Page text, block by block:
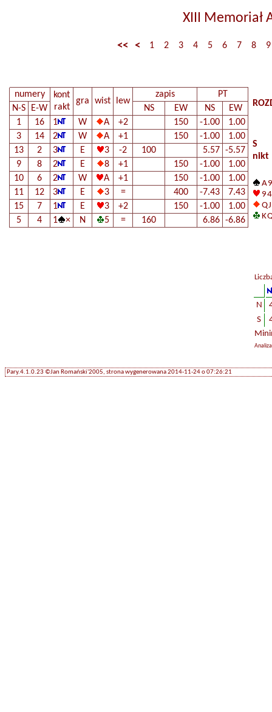
XIII Memoriał
<< < 1 2 3 4 5 6 7 8 9
numery
kont
rakt
gra wist lew
zapis
PT
N-S
E-W NS EW NS
EW
1
16 1 W A +2 150 -1.00
1.00
3
14 2 W A +1 150 -1.00
1.00
13
2 3 E 3 -2 100 5.57 -5.57
9
8 2 E 8 +1 150 -1.00
1.00
10
6 2 W A +1 150 -1.00
1.00
11
12 3 E 3 = 400 -7.43
7.43
15
7 1 E 3 +2 150 -1.00
1.00
5
4 1 × N 5 = 160 6.86 -6.86
S
nikt
A
9 4
Q
K
N
S
Pary.4.1.0.23 ©Jan Romański'2005, strona wygenerowana 2014-11-24 o 07:26:21